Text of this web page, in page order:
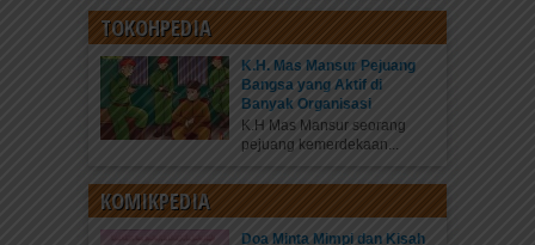
TOKOHPEDIA
K.H. Mas Mansur Pejuang
Bangsa yang Aktif di
Banyak Organisasi
K.H Mas Mansur seorang
pejuang kemerdekaan...
KOMIKPEDIA
Doa Minta Mimpi dan Kisah